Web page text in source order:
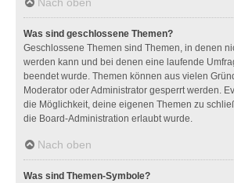
Was sind geschlossene Themen?
Geschlossene Themen sind Themen, in denen
werden kann und bei denen eine laufende
beendet wurde. Themen können aus vielen
Moderator oder Administrator gesperrt werden.
die Möglichkeit, deine eigenen Themen zu
die Board-Administration erlaubt wurde.
Nach oben
Was sind Themen-Symbole?